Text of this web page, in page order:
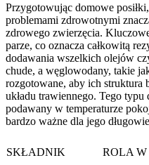
Przygotowując domowe
problemami zdrowotnymi
zdrowego zwierzęcia.
parze, co oznacza całkowitą
dodawania wszelkich olejów
chude, a węglowodany, takie
rozgotowane, aby ich struktura
układu trawiennego. Tego
podawany w temperaturze
bardzo ważne dla jego
SKŁADNIK ROLA W